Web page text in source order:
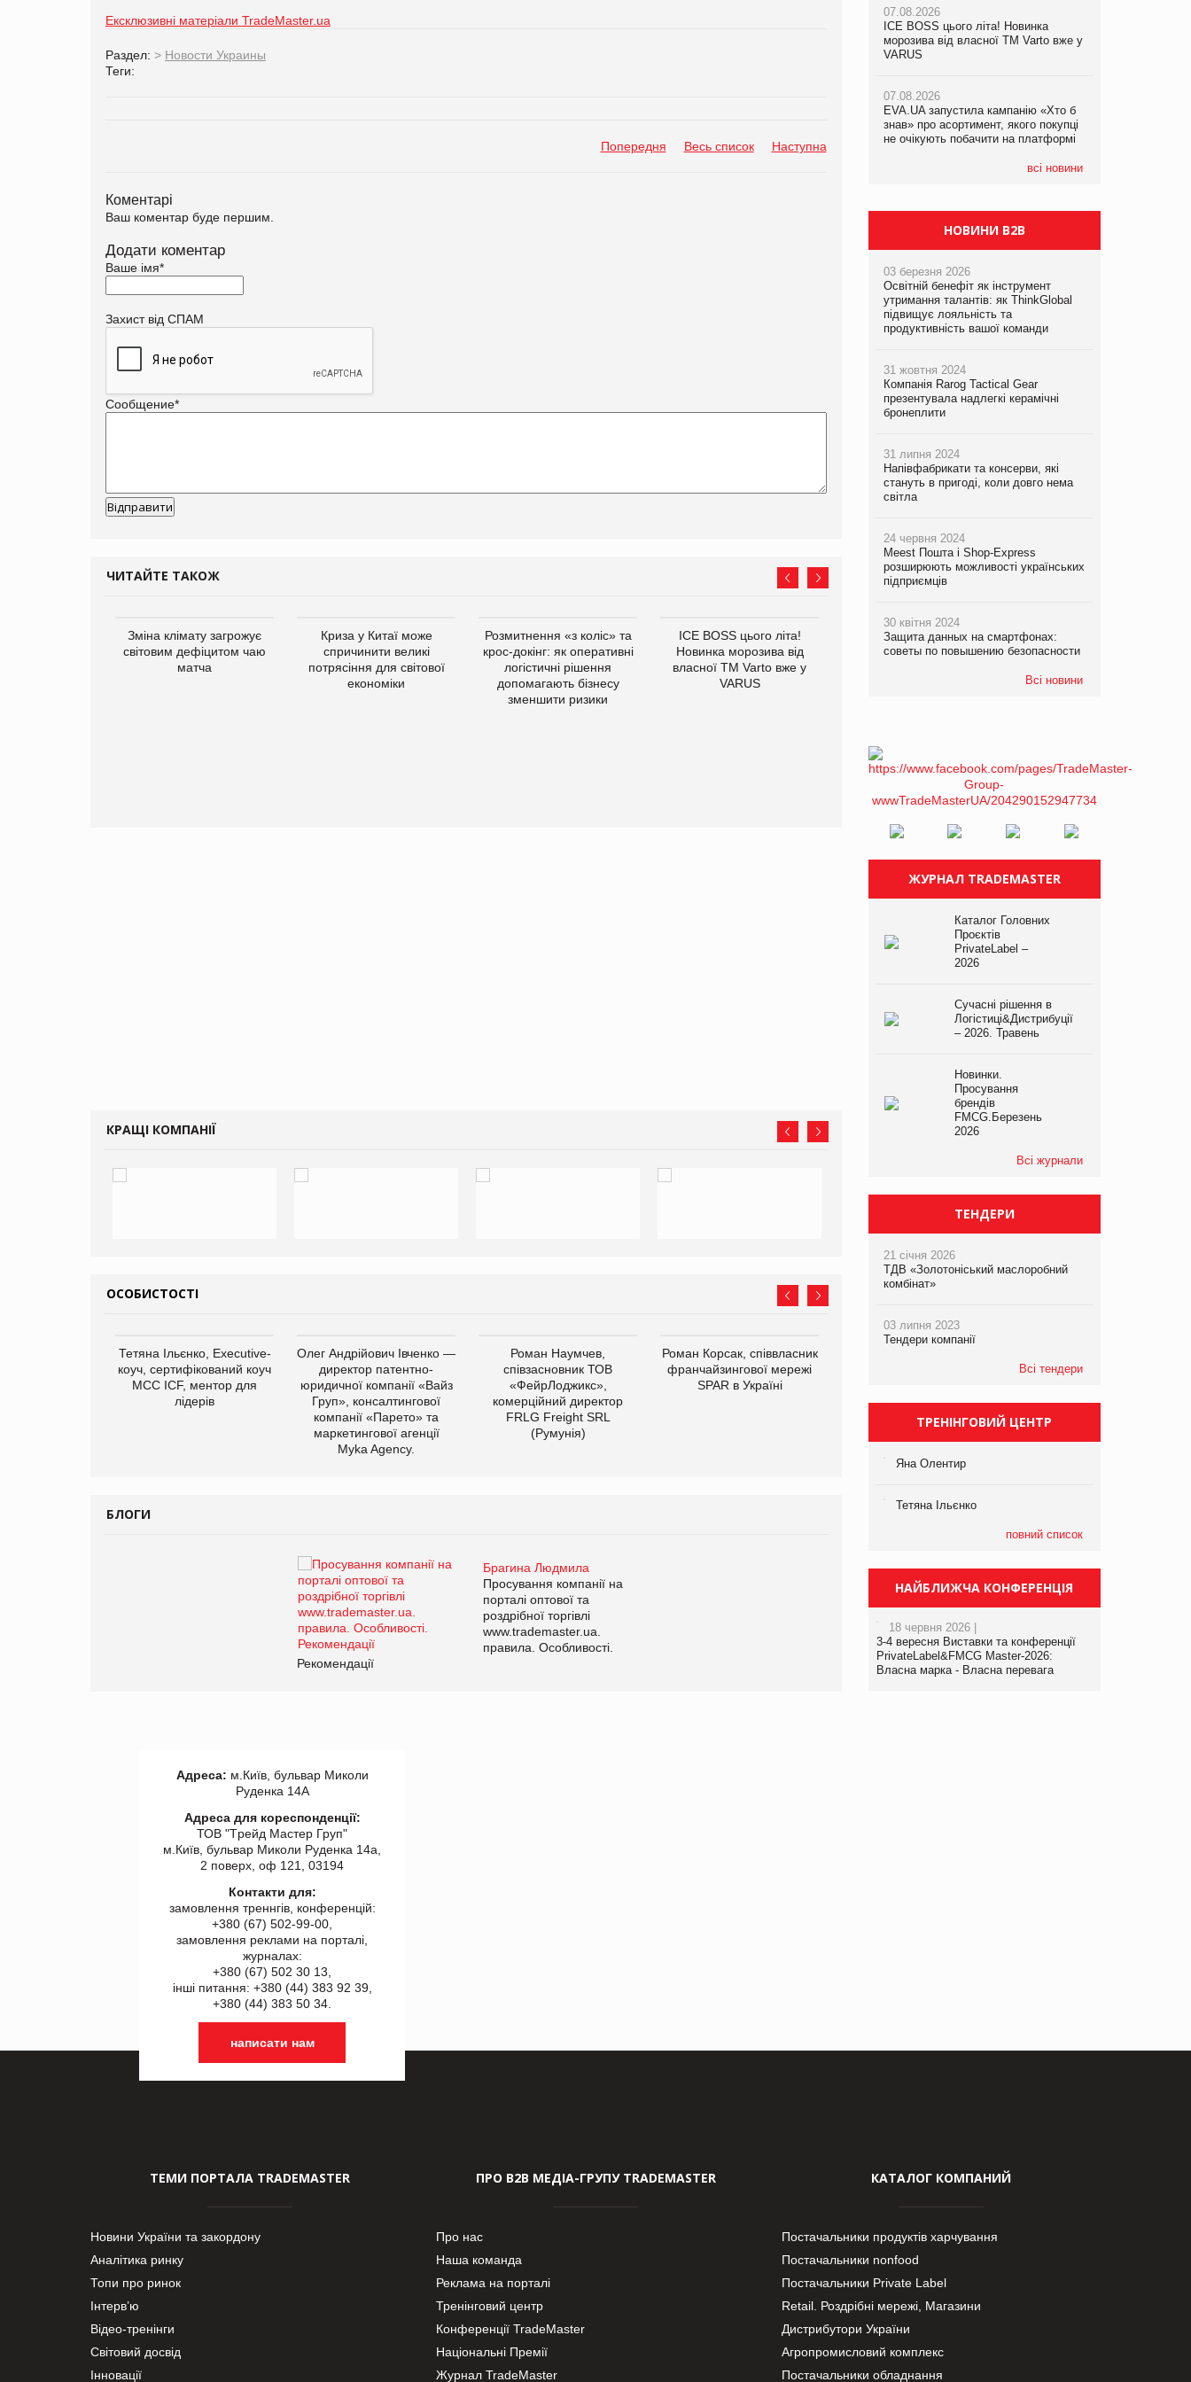
Ексклюзивні матеріали TradeMaster.ua
Раздел: > Новости Украины
Теги:
Попередня Весь список Наступна
Коментарі
Ваш коментар буде першим.
Додати коментар
Ваше імя*
Захист від СПАМ
Сообщение*
ЧИТАЙТЕ ТАКОЖ
Зміна клімату загрожує
світовим дефіцитом чаю
матча
Криза у Китаї може
спричинити великі
потрясіння для світової
економіки
Розмитнення «з коліс» та
крос-докінг: як оперативні
логістичні рішення
допомагають бізнесу
зменшити ризики
ICE BOSS цього літа!
Новинка морозива від
власної ТМ Varto вже у
VARUS
кампанію «Хто б знав» про
асортимент, якого покупці
не очікують побачити на
платформі
Kraft Heinz скоротила
збиток у першому півріччі
КРАЩІ КОМПАНІЇ
ОСОБИСТОСТІ
Тетяна Ільєнко, Executive-
коуч, сертифікований коуч
МСС ICF, ментор для
лідерів
Олег Андрійович Івченко —
директор патентно-
юридичної компанії «Вайз
Груп», консалтингової
компанії «Парето» та
маркетингової агенції
Myka Agency.
Роман Наумчев,
співзасновник ТОВ
«ФейрЛоджикс»,
комерційний директор
FRLG Freight SRL
(Румунія)
Роман Корсак, співвласник
франчайзингової мережі
SPAR в Україні
виробництва
компанії «УкраМарин»
БЛОГИ
Брагина Людмила
Просування компанії на
порталі оптової та
роздрібної торгівлі
www.trademaster.ua.
правила. Особливості.
Рекомендації
Брагина Людмила
Просування компанії на
www.trademaster.ua.
правила. Особливості.
07.08.2026
ICE BOSS цього літа! Новинка
морозива від власної ТМ Varto вже у
VARUS
07.08.2026
EVA.UA запустила кампанію «Хто б
знав» про асортимент, якого покупці
не очікують побачити на платформі
всі новини
06.08.2026
Смачна новинка для хвостатих: у
VARUS з’явилися паучі Varto Paw
05.08.2026
Мережа супермаркетів VARUS купує
мережу магазинів формату
компанія налічуватиме 374 магазини
07.08.2026
Франція заборонила рекламні дзвінки
НОВИНИ B2B
03 березня 2026
Освітній бенефіт як інструмент
утримання талантів: як ThinkGlobal
підвищує лояльність та
продуктивність вашої команди
31 жовтня 2024
Компанія Rarog Tactical Gear
презентувала надлегкі керамічні
бронеплити
31 липня 2024
Напівфабрикати та консерви, які
стануть в пригоді, коли довго нема
світла
24 червня 2024
Meest Пошта і Shop-Express
розширюють можливості українських
підприємців
30 квітня 2024
Защита данных на смартфонах:
советы по повышению безопасности
Всі новини
ЖУРНАЛ TRADEMASTER
Каталог Головних
Проєктів
PrivateLabel –
2026
Сучасні рішення в
Логістиці&Дистрибуції
– 2026. Травень
Новинки.
Просування
брендів
FMCG.Березень
2026
Всі журнали
ТЕНДЕРИ
21 січня 2026
ТДВ «Золотоніський маслоробний
комбінат»
03 липня 2023
Тендери компанії
Всі тендери
ТРЕНІНГОВИЙ ЦЕНТР
Яна Олентир
Тетяна Ільєнко
повний список
НАЙБЛИЖЧА КОНФЕРЕНЦІЯ
18 червня 2026 |
3-4 вересня Виставки та конференції
PrivateLabel&FMCG Master-2026:
Власна марка - Власна перевага
Адреса: м.Київ, бульвар Миколи
Руденка 14А
Адреса для кореспонденції:
ТОВ "Tрейд Мастер Груп"
м.Київ, бульвар Миколи Руденка 14а,
2 поверх, оф 121, 03194
Контакти для:
замовлення треннгів, конференцій:
+380 (67) 502-99-00,
замовлення реклами на порталі,
журналах:
+380 (67) 502 30 13,
інші питання: +380 (44) 383 92 39,
+380 (44) 383 50 34.
написати нам
ТЕМИ ПОРТАЛА TRADEMASTER
Новини України та закордону
Аналітика ринку
Топи про ринок
Інтерв’ю
Відео-тренінги
Світовий досвід
Інновації
ПРО В2В МЕДІА-ГРУПУ TRADEMASTER
Про нас
Наша команда
Реклама на порталі
Тренінговий центр
Конференції TradeMaster
Національні Премії
Журнал TradeMaster
КАТАЛОГ КОМПАНИЙ
Постачальники продуктів харчування
Постачальники nonfood
Постачальники Private Label
Retail. Роздрібні мережі, Магазини
Дистрибутори України
Агропромисловий комплекс
Постачальники обладнання